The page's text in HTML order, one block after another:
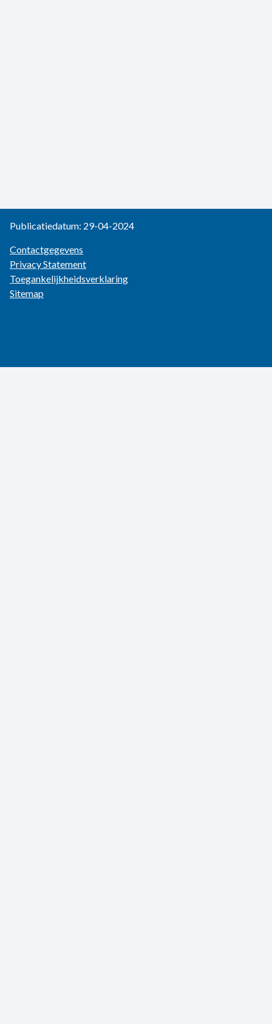
Publicatiedatum: 29-04-2024
Contactgegevens
Privacy Statement
Toegankelijkheidsverklaring
Sitemap